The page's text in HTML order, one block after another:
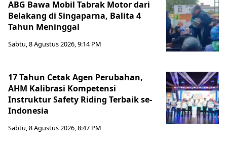
ABG Bawa Mobil Tabrak Motor dari
Belakang di Singaparna, Balita 4
Tahun Meninggal
Sabtu, 8 Agustus 2026, 9:14 PM
17 Tahun Cetak Agen Perubahan,
AHM Kalibrasi Kompetensi
Instruktur Safety Riding Terbaik se-
Indonesia
Sabtu, 8 Agustus 2026, 8:47 PM